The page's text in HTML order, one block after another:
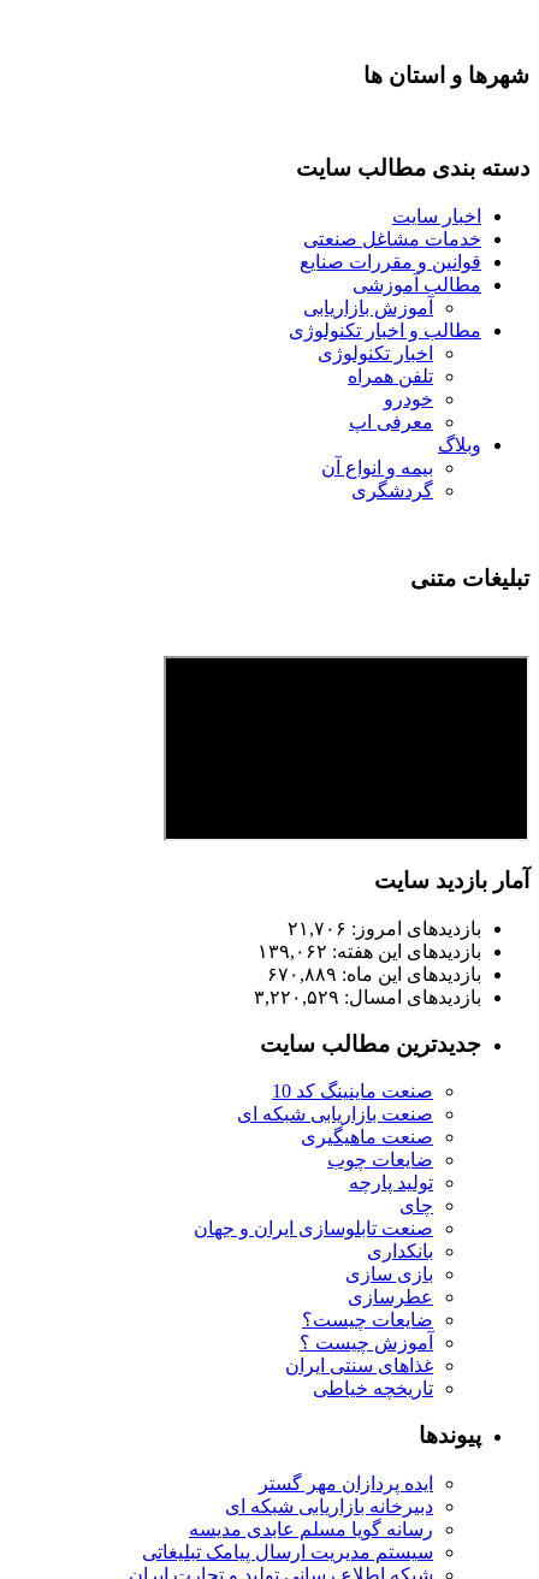
شهرها و استان ها
دسته بندی مطالب سایت
اخبار سایت
خدمات مشاغل صنعتی
قوانین و مقررات صنایع
مطالب آموزشی
آموزش بازاریابی
مطالب و اخبار تکنولوژی
اخبار تکنولوژی
تلفن همراه
خودرو
معرفی اپ
وبلاگ
بیمه و انواع آن
گردشگری
تبلیغات متنی
آمار بازدید سایت
بازدیدهای امروز: ۲۱,۷۰۶
بازدیدهای این هفته: ۱۳۹,۰۶۲
بازدیدهای این ماه: ۶۷۰,۸۸۹
بازدیدهای امسال: ۳,۲۲۰,۵۲۹
جدیدترین مطالب سایت
صنعت ماینینگ کد 10
صنعت بازاریابی شبکه ای
صنعت ماهیگیری
ضایعات چوب
تولید پارچه
چای
صنعت تابلوسازی ایران و جهان
بانکداری
بازی سازی
عطرسازی
ضایعات چیست؟
آموزش چیست ؟
غذاهای سنتی ایران
تاریخچه خیاطی
پیوندها
ایده پردازان مهر گستر
دبیرخانه بازاریابی شبکه ای
رسانه گویا مسلم عابدی مدیسه
سیستم مدیریت ارسال پیامک تبلیغاتی
شبکه اطلاع رسانی تولید و تجارت ایران